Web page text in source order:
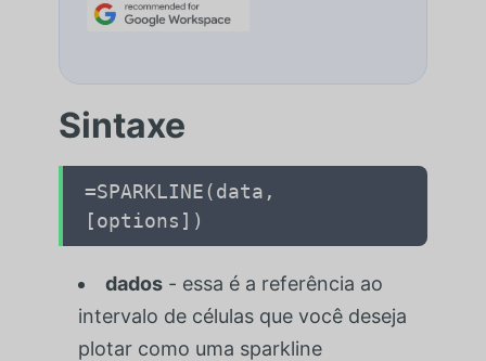
Sintaxe
=SPARKLINE(data,
[options])
dados- essa é a referência ao
intervalo de células que você deseja
plotar como uma sparkline